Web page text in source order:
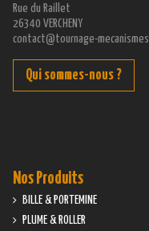
Rue du Raillet
26340 VERCHENY
contact@tournage-
Qui sommes-nous ?
Nos Produits
BILLE & PORTEMINE
PLUME & ROLLER